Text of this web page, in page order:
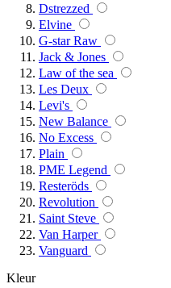
Dstrezzed
Elvine
G-star Raw
Jack & Jones
Law of the sea
Les Deux
Levi's
New Balance
No Excess
Plain
PME Legend
Resteröds
Revolution
Saint Steve
Van Harper
Vanguard
Kleur